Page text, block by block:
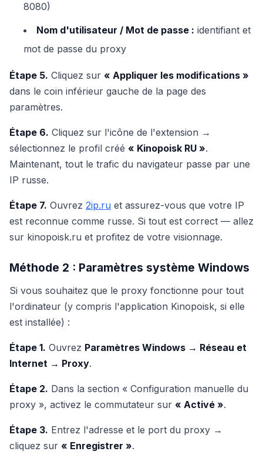
8080)
Nom d'utilisateur / Mot de passe : identifiant et
mot de passe du proxy
Étape 5. Cliquez sur « Appliquer les modifications »
dans le coin inférieur gauche de la page des
paramètres.
Étape 6. Cliquez sur l'icône de l'extension →
sélectionnez le profil créé « Kinopoisk RU ».
Maintenant, tout le trafic du navigateur passe par une
IP russe.
Étape 7. Ouvrez 2ip.ru et assurez-vous que votre IP
est reconnue comme russe. Si tout est correct — allez
sur kinopoisk.ru et profitez de votre visionnage.
Méthode 2 : Paramètres système Windows
Si vous souhaitez que le proxy fonctionne pour tout
l'ordinateur (y compris l'application Kinopoisk, si elle
est installée) :
Étape 1. Ouvrez Paramètres Windows → Réseau et
Internet → Proxy.
Étape 2. Dans la section « Configuration manuelle du
proxy », activez le commutateur sur « Activé ».
Étape 3. Entrez l'adresse et le port du proxy →
cliquez sur « Enregistrer ».